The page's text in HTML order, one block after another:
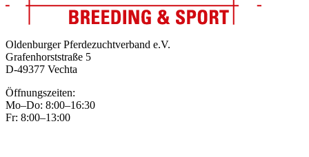
Oldenburger Pferdezuchtverband e.V.
Grafenhorststraße 5
D-49377 Vechta
Öffnungszeiten:
Mo–Do: 8:00–16:30
Fr: 8:00–13:00